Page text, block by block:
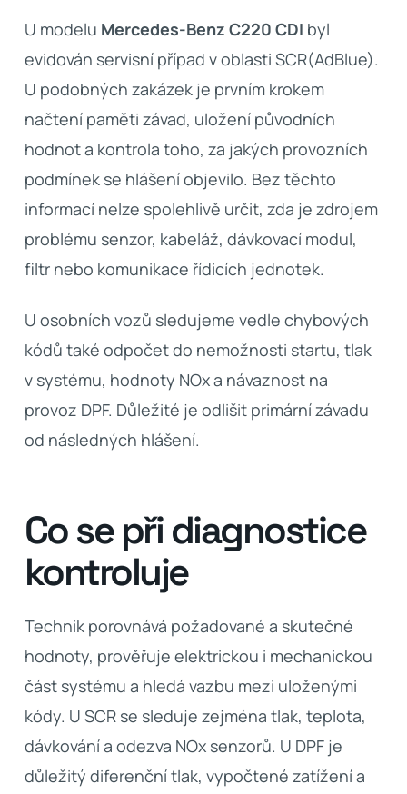
U modelu Mercedes-Benz C220 CDI byl
evidován servisní případ v oblasti SCR(AdBlue).
U podobných zakázek je prvním krokem
načtení paměti závad, uložení původních
hodnot a kontrola toho, za jakých provozních
podmínek se hlášení objevilo. Bez těchto
informací nelze spolehlivě určit, zda je zdrojem
problému senzor, kabeláž, dávkovací modul,
filtr nebo komunikace řídicích jednotek.
U osobních vozů sledujeme vedle chybových
kódů také odpočet do nemožnosti startu, tlak
v systému, hodnoty NOx a návaznost na
provoz DPF. Důležité je odlišit primární závadu
od následných hlášení.
Co se při diagnostice
kontroluje
Technik porovnává požadované a skutečné
hodnoty, prověřuje elektrickou i mechanickou
část systému a hledá vazbu mezi uloženými
kódy. U SCR se sleduje zejména tlak, teplota,
dávkování a odezva NOx senzorů. U DPF je
důležitý diferenční tlak, vypočtené zatížení a